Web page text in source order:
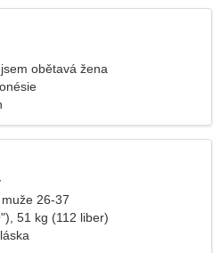
obětavá žena
26-37
51 kg (112 liber)